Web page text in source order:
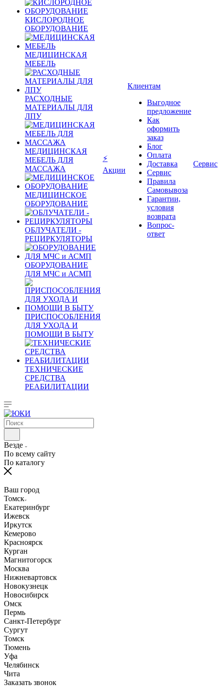
КИСЛОРОДНОЕ
ОБОРУДОВАНИЕ
МЕДИЦИНСКАЯ
МЕБЕЛЬ
РАСХОДНЫЕ
МАТЕРИАЛЫ ДЛЯ
ЛПУ
МЕДИЦИНСКАЯ
МЕБЕЛЬ ДЛЯ
МАССАЖА
МЕДИЦИНСКОЕ
ОБОРУДОВАНИЕ
ОБЛУЧАТЕЛИ -
РЕЦИРКУЛЯТОРЫ
ОБОРУДОВАНИЕ
ДЛЯ МЧС и АСМП
ПРИСПОСОБЛЕНИЯ
ДЛЯ УХОДА И
ПОМОЩИ В БЫТУ
ТЕХНИЧЕСКИЕ
СРЕДСТВА
РЕАБИЛИТАЦИИ
⚡
Акции
Клиентам
Выгодное
предложение
Как
оформить
заказ
Блог
Оплата
Доставка
Сервис
Правила
Самовывоза
Гарантии,
условия
возврата
Вопрос-
ответ
Сервис
Везде
По всему сайту
По каталогу
Ваш город
Томск
Екатеринбург
Ижевск
Иркутск
Кемерово
Красноярск
Курган
Магнитогорск
Москва
Нижневартовск
Новокузнецк
Новосибирск
Омск
Пермь
Санкт-Петербург
Сургут
Томск
Тюмень
Уфа
Челябинск
Чита
Заказать звонок